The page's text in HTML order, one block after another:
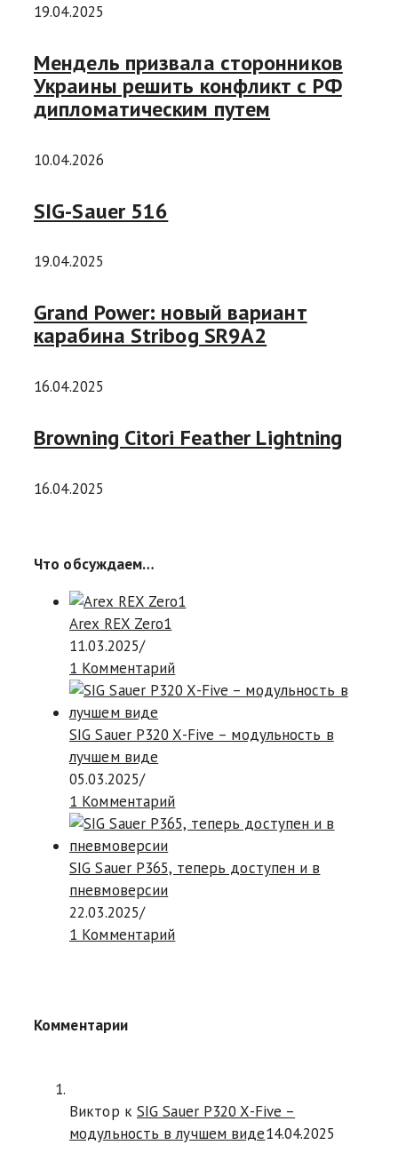
19.04.2025
Мендель призвала сторонников
Украины решить конфликт с РФ
дипломатическим путем
10.04.2026
SIG-Sauer 516
19.04.2025
Grand Power: новый вариант
карабина Stribog SR9A2
16.04.2025
Browning Citori Feather Lightning
16.04.2025
Что обсуждаем…
Arex REX Zero1
11.03.2025/
1 Комментарий
SIG Sauer P320 X-Five – модульность в
лучшем виде
05.03.2025/
1 Комментарий
SIG Sauer P365, теперь доступен и в
пневмоверсии
22.03.2025/
1 Комментарий
Комментарии
Виктор к SIG Sauer P320 X-Five –
модульность в лучшем виде14.04.2025